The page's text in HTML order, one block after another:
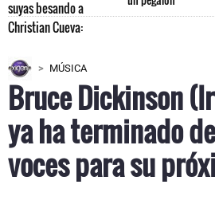
MÚSICA
Bruce Dickinson
ya ha terminado
voces para su